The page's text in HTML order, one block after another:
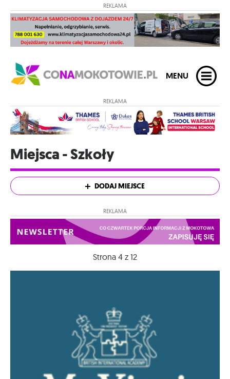
REKLAMA
MENU
REKLAMA
Miejsca - Szkoły
DODAJ MIEJSCE
REKLAMA
Strona 4 z 12